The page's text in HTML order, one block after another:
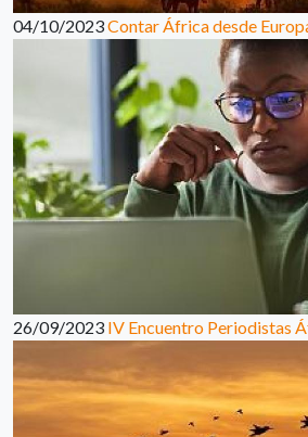
04/10/2023Contar África desde
26/09/2023 IV Encuentro Periodistas